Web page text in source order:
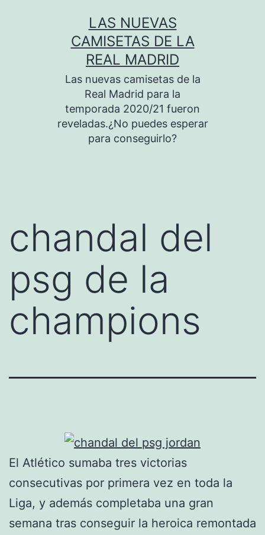
LAS NUEVAS
CAMISETAS DE LA
REAL MADRID
Las nuevas camisetas de la
Real Madrid para la
temporada 2020/21 fueron
reveladas.¿No puedes esperar
para conseguirlo?
chandal del
psg de la
champions
El Atlético sumaba tres victorias
consecutivas por primera vez en toda la
Liga, y además completaba una gran
semana tras conseguir la heroica remontada